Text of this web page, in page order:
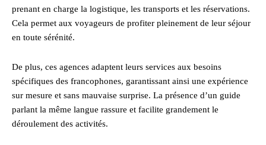
prenant en charge la logistique, les transports et les réservations.
Cela permet aux voyageurs de profiter pleinement de leur séjour
en toute sérénité.
De plus, ces agences adaptent leurs services aux besoins
spécifiques des francophones, garantissant ainsi une expérience
sur mesure et sans mauvaise surprise. La présence d’un guide
parlant la même langue rassure et facilite grandement le
déroulement des activités.